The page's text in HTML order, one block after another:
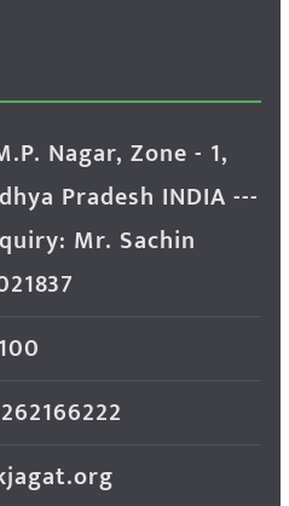
Nagar, Zone - 1,
Pradesh INDIA ---
Mr. Sachin